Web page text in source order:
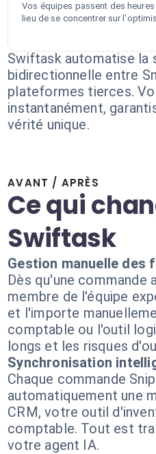
Vos équipes passent des
lieu de se concentrer sur
Swiftask automatise la
bidirectionnelle entre
plateformes tierces.
instantanément,
vérité unique.
AVANT / APRÈS
Ce qui
Swiftask
Gestion manuelle des
Dès qu'une commande
membre de l'équipe
et l'importe
comptable ou l'outil
longs et les risques
Synchronisation
Chaque commande
automatiquement une
CRM, votre outil
comptable. Tout est
votre agent IA.